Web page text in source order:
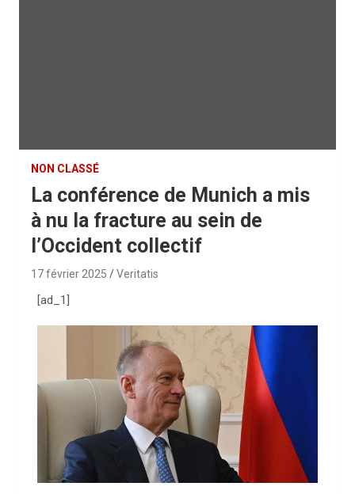
NON CLASSÉ
La conférence de Munich a mis
à nu la fracture au sein de
l’Occident collectif
17 février 2025 Veritatis
[ad_1]